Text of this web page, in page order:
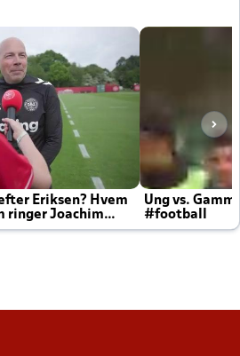
Eriksen? Hvem
ringer Joachim
Ung vs.
#football